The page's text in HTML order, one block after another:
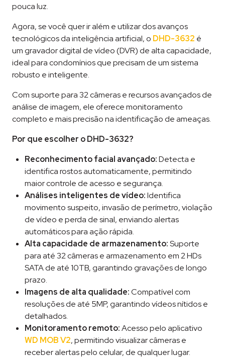
pouca luz.
Agora, se você quer ir além e utilizar dos avanços
tecnológicos da inteligência artificial, o DHD-3632 é
um gravador digital de vídeo (DVR) de alta capacidade,
ideal para condomínios que precisam de um sistema
robusto e inteligente.
Com suporte para 32 câmeras e recursos avançados de
análise de imagem, ele oferece monitoramento
completo e mais precisão na identificação de ameaças.
Por que escolher o DHD-3632?
Reconhecimento facial avançado:Detecta e
identifica rostos automaticamente, permitindo
maior controle de acesso e segurança.
Análises inteligentes de vídeo:Identifica
movimento suspeito, invasão de perímetro, violação
de vídeo e perda de sinal, enviando alertas
automáticos para ação rápida.
Alta capacidade de armazenamento:Suporte
para até 32 câmeras e armazenamento em 2 HDs
SATA de até 10TB, garantindo gravações de longo
prazo.
Imagens de alta qualidade:Compatível com
resoluções de até 5MP, garantindo vídeos nítidos e
detalhados.
Monitoramento remoto:Acesso pelo aplicativo
WD MOB V2, permitindo visualizar câmeras e
receber alertas pelo celular, de qualquer lugar.